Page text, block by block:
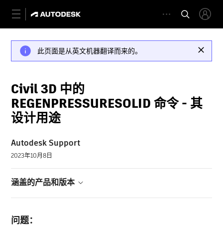
此页面是从英文机器翻译而来的。
Civil 3D 中的
REGENPRESSURESOLID 命令 - 其
设计用途
Autodesk Support
2023年10月8日
涵盖的产品和版本
问题：